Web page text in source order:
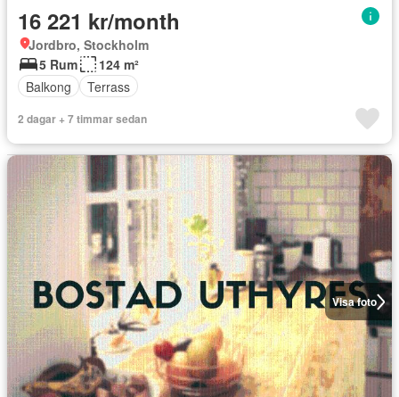
16 221 kr/month
Jordbro, Stockholm
5 Rum
124 m²
Balkong
Terrass
2 dagar + 7 timmar sedan
Visa foto